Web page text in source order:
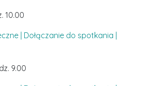
10.00
| Dołączanie do spotkania |
9.00